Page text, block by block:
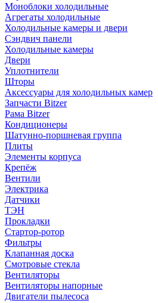
Моноблоки холодильные
Агрегаты холодильные
Холодильные камеры и двери
Сэндвич панели
Холодильные камеры
Двери
Уплотнители
Шторы
Аксессуары для холодильных камер
Запчасти Bitzer
Рама Bitzer
Кондиционеры
Шатунно-поршневая группа
Плиты
Элементы корпуса
Крепёж
Вентили
Электрика
Датчики
ТЭН
Прокладки
Стартор-ротор
Фильтры
Клапанная доска
Смотровые стекла
Вентиляторы
Вентиляторы напорные
Двигатели пылесоса